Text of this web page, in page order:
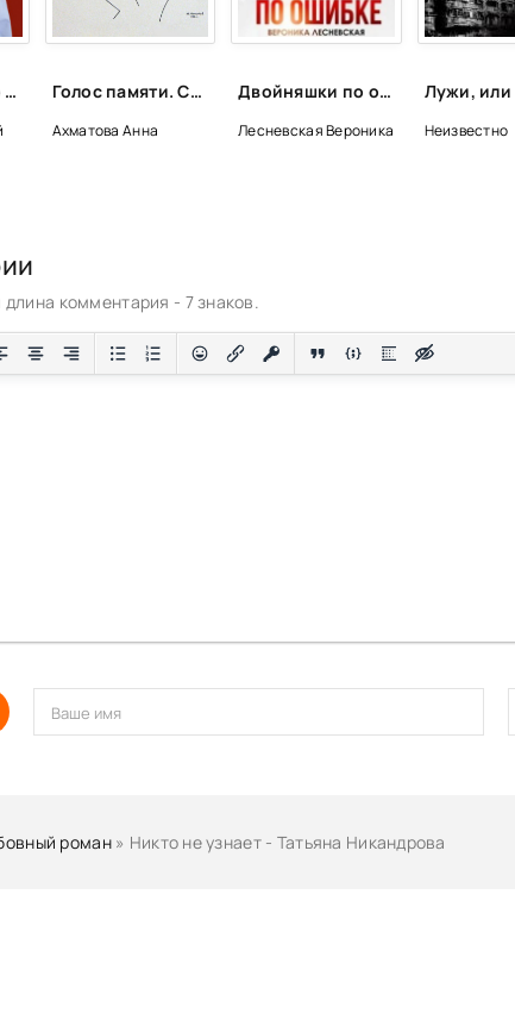
Тайна русского слова - Василий Ирзабеков Голос памяти. Стихотворения и поэмы - Анна Ахматова
Ахматова Анна
Двойняшки по ошибке. Случайная встреча - Вероника Лесневская
Лесневская Вероника Неизвестно
комментария - 7 знаков.
роман» Никто не узнает - Татьяна Никандрова